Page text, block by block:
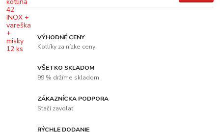
VÝHODNÉ CENY
Kotlíky za nízke ceny
VŠETKO SKLADOM
99 % držíme skladom
ZÁKAZNÍCKA PODPORA
Stačí zavolať
RÝCHLE DODANIE